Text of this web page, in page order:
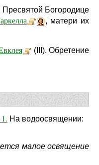
Богородице
, матери их
(III). Обретение
На водоосвящении:
малое освящение